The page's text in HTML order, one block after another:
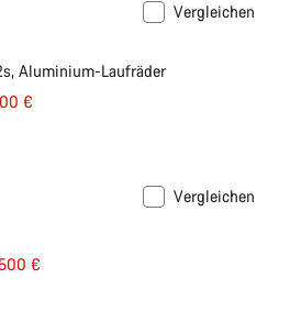
Vergleichen
Aluminium-Laufräder
€
Vergleichen
€